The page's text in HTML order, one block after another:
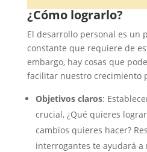
¿Cómo lograrlo?
El desarrollo personal es un
constante que requiere de
embargo, hay cosas que
facilitar nuestro crecimiento
Objetivos claros:
crucial, ¿Qué quieres
cambios quieres hacer?
interrogantes te ayudará